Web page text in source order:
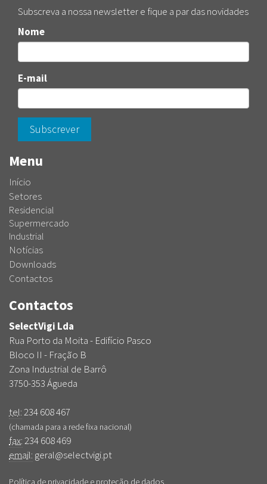
Subscreva a nossa newsletter e fique a par das novidades
Nome
E-mail
Subscrever
Menu
Início
Setores
Residencial
Supermercado
Industrial
Notícias
Downloads
Contactos
Contactos
SelectVigi Lda
Rua Porto da Moita - Edifício Pasco
Bloco II - Fração B
Zona Industrial de Barrô
3750-353 Águeda
tel:234 608 467
(chamada para a rede fixa nacional)
fax:234 608 469
email: geral@selectvigi.pt
Política de privacidade e proteção de dados